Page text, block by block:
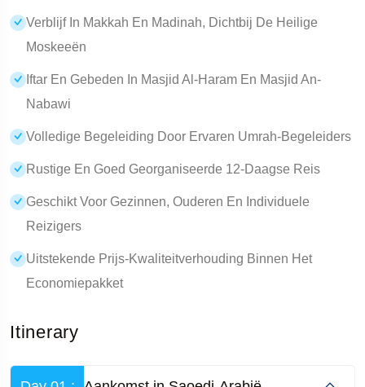
Verblijf In Makkah En Madinah, Dichtbij De Heilige
Moskeeën
Iftar En Gebeden In Masjid Al-Haram En Masjid An-
Nabawi
Volledige Begeleiding Door Ervaren Umrah-Begeleiders
Rustige En Goed Georganiseerde 12-Daagse Reis
Geschikt Voor Gezinnen, Ouderen En Individuele
Reizigers
Uitstekende Prijs-Kwaliteitverhouding Binnen Het
Economiepakket
Itinerary